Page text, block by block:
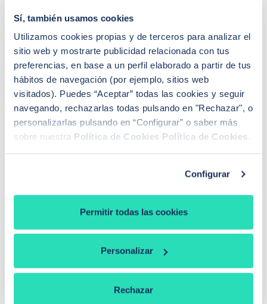
Sí, también usamos cookies
Utilizamos cookies propias y de terceros para analizar el
sitio web y mostrarte publicidad relacionada con tus
preferencias, en base a un perfil elaborado a partir de tus
hábitos de navegación (por ejemplo, sitios web
visitados). Puedes “Aceptar” todas las cookies y seguir
navegando, rechazarlas todas pulsando en "Rechazar", o
personalizarlas pulsando en “Configurar” o saber más
sobre nuestra Política de Cookies Política de Cookies .
Configurar
Permitir todas las cookies
Personalizar
Rechazar
sentencia, puede que“suban el porcentaje” de
tiene una comisión de apertura de un 0,6%, por
ejemplo, puede subirlo a un 0,8% como forma de
compensar las consecuencias de esta sentencia.
El origen de la sentencia del TJUE
contra CaixaBank planteada por el Juzgado de
Primera Instancia nº17 de Palma de Mallorca y la
segunda procede del Juzgado de Primera Instancia e
BBVA.
El tribunal europeo ha considerado quees ilegalque
recibir el dinero de unas cláusulas cuando estas han